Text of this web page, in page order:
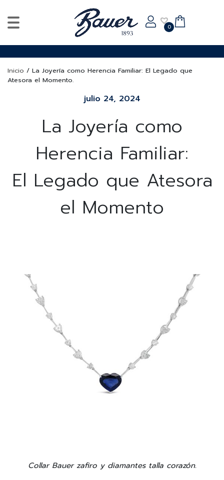
0
Inicio / La Joyería como Herencia Familiar: El Legado que
Atesora el Momento.
julio 24, 2024
La Joyería como
Herencia Familiar:
El Legado que Atesora
el Momento
Collar Bauer zafiro y diamantes talla corazón.